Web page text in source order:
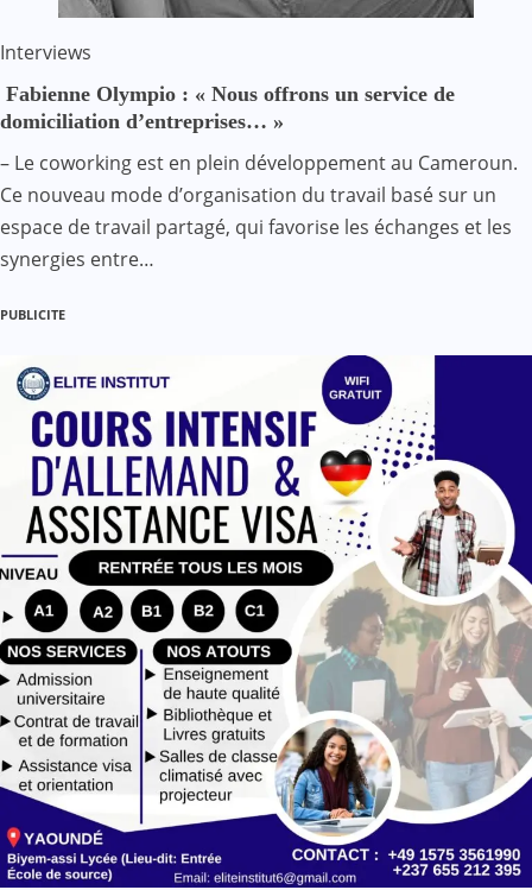
Interviews
Fabienne Olympio : « Nous offrons un service de
domiciliation d’entreprises… »
– Le coworking est en plein développement au Cameroun.
Ce nouveau mode d’organisation du travail basé sur un
espace de travail partagé, qui favorise les échanges et les
synergies entre…
PUBLICITE